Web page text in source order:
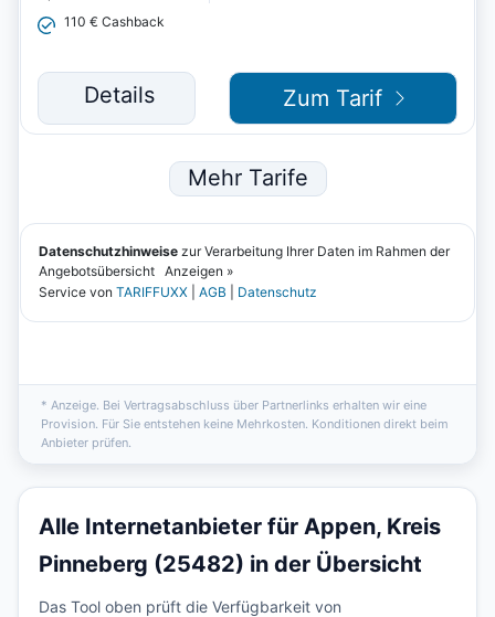
* Anzeige. Bei Vertragsabschluss über Partnerlinks erhalten wir eine
Provision. Für Sie entstehen keine Mehrkosten. Konditionen direkt beim
Anbieter prüfen.
Alle Internetanbieter für Appen, Kreis
Pinneberg (25482) in der Übersicht
Das Tool oben prüft die Verfügbarkeit von